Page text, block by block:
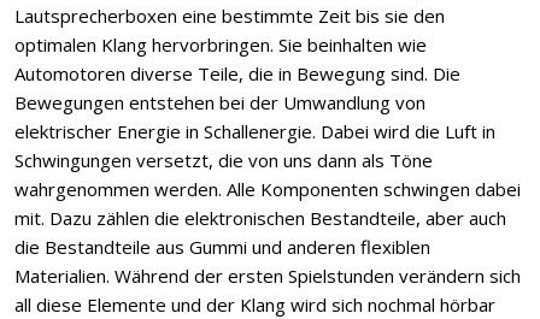
Lautsprecherboxen eine bestimmte Zeit bis sie den
optimalen Klang hervorbringen. Sie beinhalten wie
Automotoren diverse Teile, die in Bewegung sind. Die
Bewegungen entstehen bei der Umwandlung von
elektrischer Energie in Schallenergie. Dabei wird die Luft in
Schwingungen versetzt, die von uns dann als Töne
wahrgenommen werden. Alle Komponenten schwingen dabei
mit. Dazu zählen die elektronischen Bestandteile, aber auch
die Bestandteile aus Gummi und anderen flexiblen
Materialien. Während der ersten Spielstunden verändern sich
all diese Elemente und der Klang wird sich nochmal hörbar